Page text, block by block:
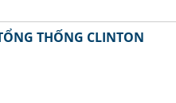
THỐNG CLINTON